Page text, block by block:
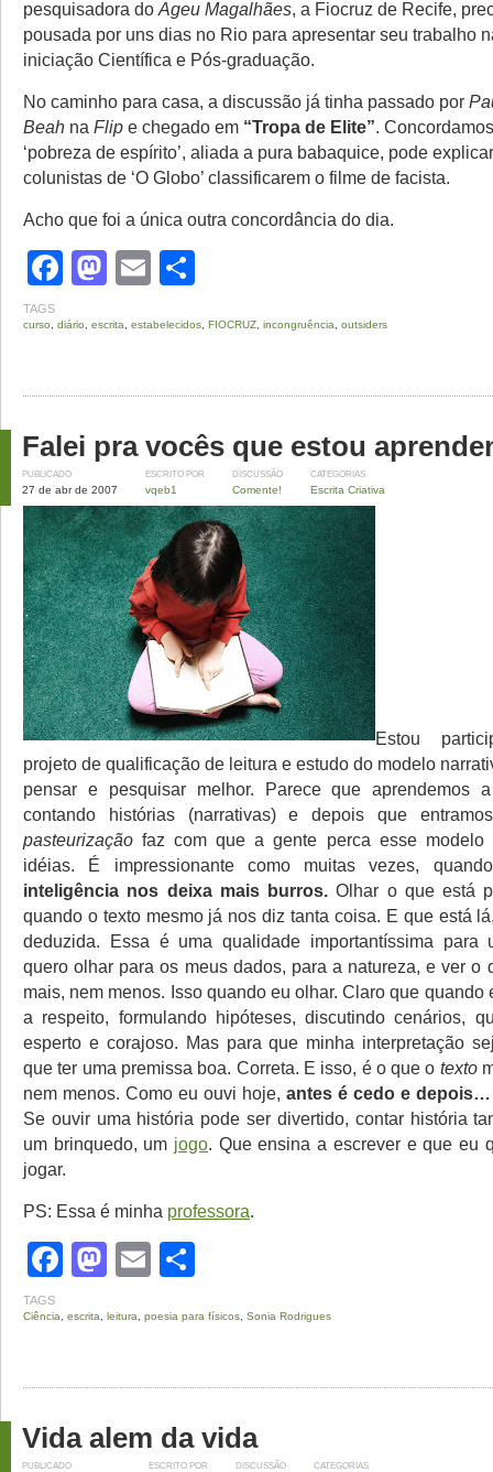
pesquisadora do Ageu Magalhães, a Fiocruz de Recife,
pousada por uns dias no Rio para apresentar seu trabalho
iniciação Científica e Pós-graduação.
No caminho para casa, a discussão já tinha passado por
Beah na Flip e chegado em “Tropa de Elite”.
‘pobreza de espírito’, aliada a pura babaquice, pode
colunistas de ‘O Globo’ classificarem o filme de facista.
Acho que foi a única outra concordância do dia.
Facebook
Mastodon
Email
TAGS
curso diário escrita estabelecidos FIOCRUZ incongruência outsiders
Falei pra vocês que estou
PUBLICADO
27 de abr de 2007
ESCRITO POR
vqeb1
DISCUSSÃO
Comente!
CATEGORIAS
Escrita Criativa
Estou
projeto de qualificação de leitura e estudo do modelo
pensar e pesquisar melhor. Parece que aprendemos
contando histórias (narrativas) e depois que
pasteurizaçãofaz com que a gente perca esse modelo
idéias. É impressionante como muitas vezes,
inteligência nos deixa mais burros.Olhar o que está
quando o texto mesmo já nos diz tanta coisa. E que está
deduzida. Essa é uma qualidade importantíssima para
quero olhar para os meus dados, para a natureza, e ver o
mais, nem menos. Isso quando eu olhar. Claro que quando
a respeito, formulando hipóteses, discutindo cenários,
esperto e corajoso. Mas para que minha interpretação
que ter uma premissa boa. Correta. E isso, é o que o texto
nem menos. Como eu ouvi hoje, antes é cedo e
Se ouvir uma história pode ser divertido, contar história
um brinquedo, um jogo. Que ensina a escrever e que eu
jogar.
PS: Essa é minha professora.
Facebook
Mastodon
Email
TAGS
Ciência escrita leitura poesia para físicos Sonia Rodrigues
Vida alem da vida
PUBLICADO ESCRITO POR DISCUSSÃO CATEGORIAS